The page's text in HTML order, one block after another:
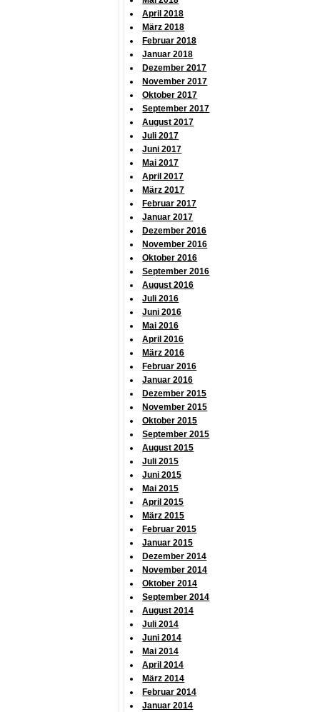
April 2018
März 2018
Februar 2018
Januar 2018
Dezember 2017
November 2017
Oktober 2017
September 2017
August 2017
Juli 2017
Juni 2017
Mai 2017
April 2017
März 2017
Februar 2017
Januar 2017
Dezember 2016
November 2016
Oktober 2016
September 2016
August 2016
Juli 2016
Juni 2016
Mai 2016
April 2016
März 2016
Februar 2016
Januar 2016
Dezember 2015
November 2015
Oktober 2015
September 2015
August 2015
Juli 2015
Juni 2015
Mai 2015
April 2015
März 2015
Februar 2015
Januar 2015
Dezember 2014
November 2014
Oktober 2014
September 2014
August 2014
Juli 2014
Juni 2014
Mai 2014
April 2014
März 2014
Februar 2014
Januar 2014